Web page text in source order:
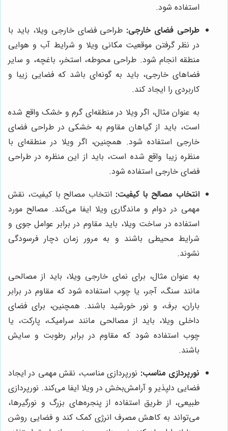
استفاده شود.
طراحی فضای خارجی: طراحی فضای خارجی ویلا، باید با
در نظر گرفتن موقعیت مکانی ویلا و شرایط آب و هوایی
منطقه انجام شود. طراحی محوطه، استخر، باغچه، و سایر
فضاهای خارجی، باید به گونه‌ای باشد که فضایی زیبا و
کاربردی را ایجاد کند.
به عنوان مثال، اگر ویلا در منطقه‌ای گرم و خشک واقع شده
است، باید از گیاهان مقاوم به خشکی در طراحی فضای
خارجی استفاده شود. همچنین، اگر ویلا در منطقه‌ای با
منظره زیبا واقع شده است، باید از این منظره در طراحی
فضای خارجی استفاده شود.
انتخاب مصالح با کیفیت: انتخاب مصالح با کیفیت، نقش
مهمی در دوام و ماندگاری ویلا ایفا می‌کند. مصالح مورد
استفاده در ساخت ویلا، باید مقاوم در برابر عوامل جوی و
شرایط محیطی باشند و به مرور زمان دچار فرسودگی
نشوند.
به عنوان مثال، برای نمای خارجی ویلا، باید از مصالحی
مانند سنگ، آجر، یا چوب استفاده شود که مقاوم در برابر
باران، برف، و نور خورشید باشند. همچنین، برای فضای
داخلی ویلا، باید از مصالحی مانند سرامیک، پارکت، یا
چوب استفاده شود که مقاوم در برابر رطوبت و سایش
باشند.
نورپردازی مناسب: نورپردازی مناسب، نقش مهمی در ایجاد
فضایی دلپذیر و آرامش‌بخش در ویلا ایفا می‌کند. نورپردازی
طبیعی، از طریق استفاده از پنجره‌های بزرگ و نورگیرها،
می‌تواند به کاهش مصرف انرژی کمک کند و فضایی روشن